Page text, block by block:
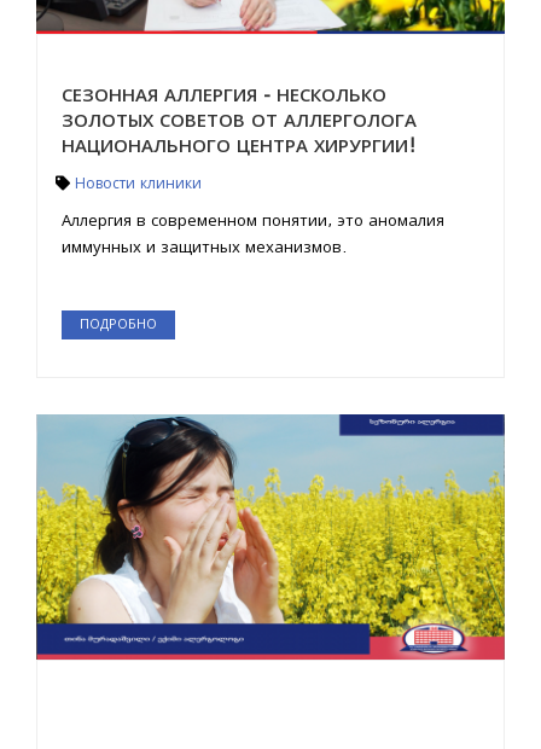
СЕЗОННАЯ АЛЛЕРГИЯ - НЕСКОЛЬКО
ЗОЛОТЫХ СОВЕТОВ ОТ АЛЛЕРГОЛОГА
НАЦИОНАЛЬНОГО ЦЕНТРА ХИРУРГИИ!
Новости клиники
Аллергия в современном понятии, это аномалия
иммунных и защитных механизмов.
ПОДРОБНО